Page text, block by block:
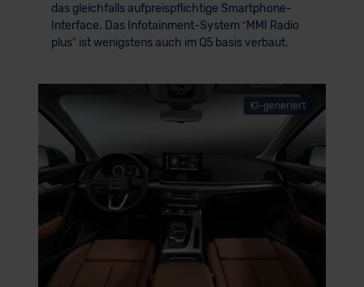
das gleichfalls aufpreispflichtige Smartphone-
Interface. Das Infotainment-System “MMI Radio
plus” ist wenigstens auch im Q5 basis verbaut.
KI-generiert